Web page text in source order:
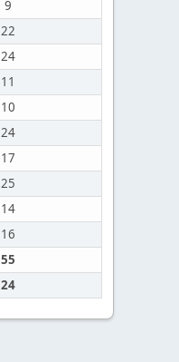
9
22
24
11
10
24
17
25
14
16
55
24